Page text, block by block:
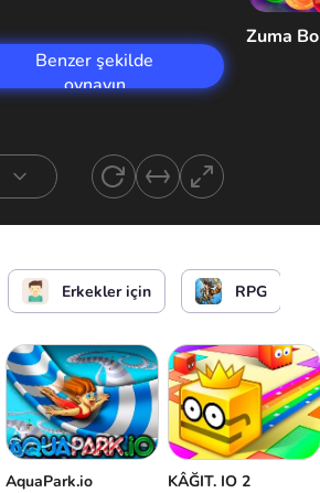
Benzer şekilde
oynayın
Zuma
Hücum
Nesnelerle etkileşim
Çömelmek
Erkekler için RPG
AquaPark.io KÂĞIT. IO 2